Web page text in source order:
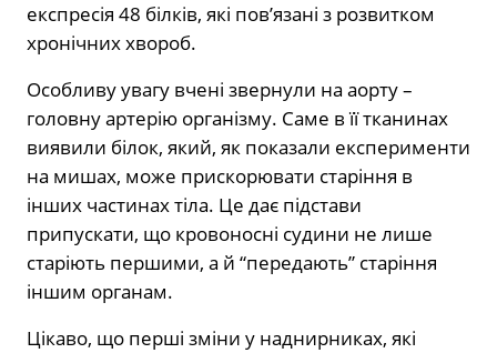
експресія 48 білків, які пов’язані з розвитком
хронічних хвороб.
Особливу увагу вчені звернули на аорту –
головну артерію організму. Саме в її тканинах
виявили білок, який, як показали експерименти
на мишах, може прискорювати старіння в
інших частинах тіла. Це дає підстави
припускати, що кровоносні судини не лише
старіють першими, а й “передають” старіння
іншим органам.
Цікаво, що перші зміни у наднирниках, які